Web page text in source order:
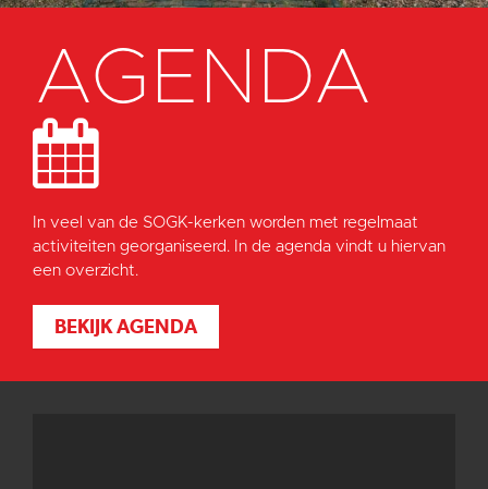
AGENDA
In veel van de SOGK-kerken worden met regelmaat
activiteiten georganiseerd. In de agenda vindt u hiervan
een overzicht.
BEKIJK AGENDA